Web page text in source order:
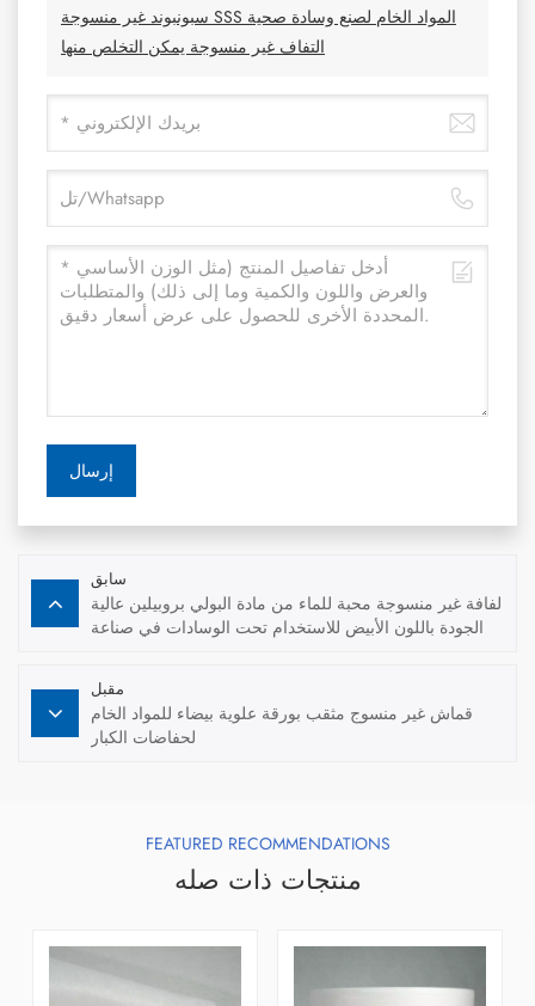
سبونبوند غير منسوجة SSS المواد الخام لصنع وسادة صحية
التفاف غير منسوجة يمكن التخلص منها
إرسال
سابق
لفافة غير منسوجة محبة للماء من مادة البولي بروبيلين عالية
الجودة باللون الأبيض للاستخدام تحت الوسادات في صناعة
مقبل
قماش غير منسوج مثقب بورقة علوية بيضاء للمواد الخام
لحفاضات الكبار
FEATURED RECOMMENDATIONS
منتجات ذات صله